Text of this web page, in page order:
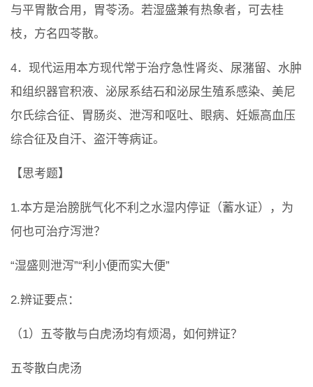
与平胃散合用，胃苓汤。若湿盛兼有热象者，可去桂
枝，方名四苓散。
4．现代运用本方现代常于治疗急性肾炎、尿潴留、水肿
和组织器官积液、泌尿系结石和泌尿生殖系感染、美尼
尔氏综合征、胃肠炎、泄泻和呕吐、眼病、妊娠高血压
综合征及自汗、盗汗等病证。
【思考题】
1.本方是治膀胱气化不利之水湿内停证（蓄水证），为
何也可治疗泻泄？
“湿盛则泄泻”“利小便而实大便”
2.辨证要点：
（1）五苓散与白虎汤均有烦渴，如何辨证？
五苓散白虎汤